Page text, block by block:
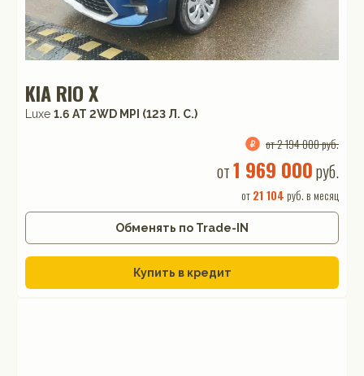
KIA RIO X
Luxe 1.6 АТ 2WD MPI (123 Л. C.)
от 2 194 000 руб.
от1 969 000руб.
от21 104 руб. в месяц
Обменять по Trade-IN
Купить в кредит